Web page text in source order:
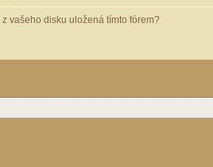
vašeho disku uložená tímto fórem?